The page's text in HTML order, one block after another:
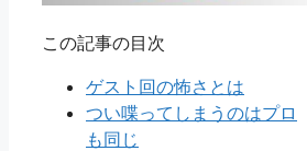
この記事の目次
ゲスト回の怖さとは
つい喋ってしまうのはプロ
も同じ